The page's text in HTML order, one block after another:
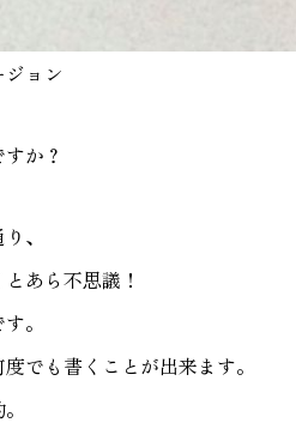
ョン
か？
、
あら不思議！
。
でも書くことが出来ます。